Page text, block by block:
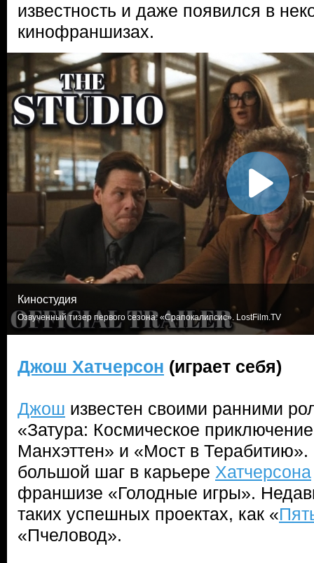
известность и даже появился в
кинофраншизах.
Киностудия
Озвученный тизер первого сезона: «Срапокалипсис». LostFilm.TV
Джош Хатчерсон (играет себя)
Джош известен своими ранними
«Затура: Космическое
Манхэттен» и «Мост в
большой шаг в карьере Хатчерсона
франшизе «Голодные игры».
таких успешных проектах, как «
«Пчеловод».